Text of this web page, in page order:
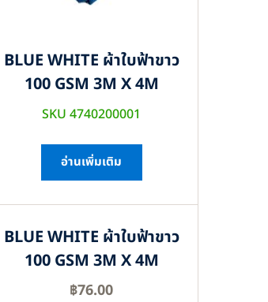
BLUE WHITE ผ้าใบฟ้าขาว
100 GSM 3M X 4M
SKU 4740200001
อ่านเพิ่มเติม
BLUE WHITE ผ้าใบฟ้าขาว
100 GSM 3M X 4M
฿76.00